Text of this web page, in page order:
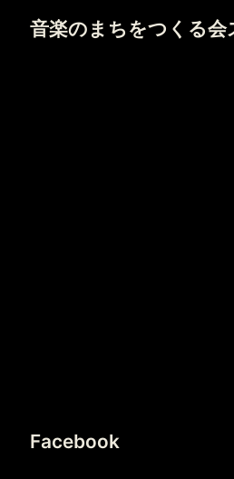
音楽のまちをつくる会
Facebook